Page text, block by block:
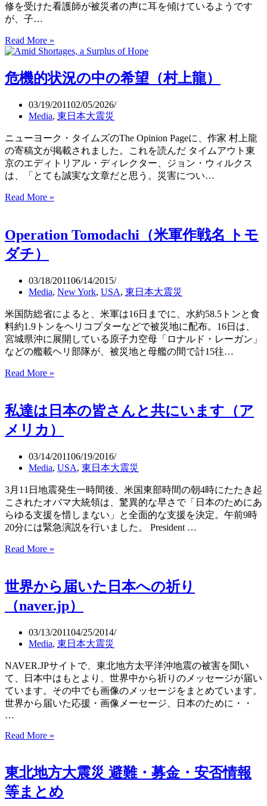
修を受けた看護師が被災者の声に耳を傾けているようです
が、子…
Read More »
本
十
こ
こ
の
ケ
ア
チ
ム
危機的状況の中の希望（村上龍）
03/19/201102/05/2026
Media, 東日本大震災
ニューヨーク・タイムズのThe Opinion Pageに、作家 村上龍
の寄稿文が掲載されました。これを読んだ タイムアウト東
京のエディトリアル・ディレクター、ジョン・ウィルクス
は、「とても誠実な文章だと思う。災害につい…
Read More »
状
の
希
望
（村
上
龍）
Operation Tomodachi（米軍作戦名 トモ
ダチ）
03/18/201106/14/2015
Media, New York, USA, 東日本大震災
米国防総省によると、米軍は16日までに、水約58.5トンと食
料約1.9トンをヘリコプターなどで被災地に配布。16日は、
宮城県沖に展開している原子力空母「ロナルド・レーガン」
などの艦載ヘリ部隊が、被災地と母艦の間で計15往…
Read More »
作
戦
名
モ
ダ
チ）
私達は日本の皆さんと共にいます（ア
メリカ）
03/14/201106/19/2016
Media, USA, 東日本大震災
3月11日地震発生一時間後、米国東部時間の朝4時にたたき起
こされたオバマ大統領は、驚異的な早さで「日本のためにあ
らゆる支援を惜しまない」と全面的な支援を決定。午前9時
20分には緊急演説を行いました。 President …
Read More »
日
本
の
さ
ん
と
共
に
い
カ）
世界から届いた日本への祈り
（naver.jp）
03/13/201104/25/2014
Media, 東日本大震災
NAVER.JPサイトで、東北地方太平洋沖地震の被害を聞い
て、日本中はもとより、世界中から祈りのメッセージが届い
ています。その中でも画像のメッセージをまとめています。
世界から届いた応援・画像メーセージ、日本のために・・
…
Read More »
ら
届
い
東北地方大震災 避難・募金・安否情報
等まとめ